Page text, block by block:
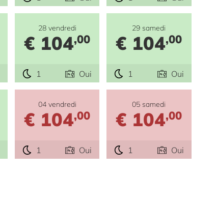
28 vendredi
€ 104,00
1 Oui
29 samedi
€ 104,00
1 Oui
04 vendredi
€ 104,00
1 Oui
05 samedi
€ 104,00
1 Oui